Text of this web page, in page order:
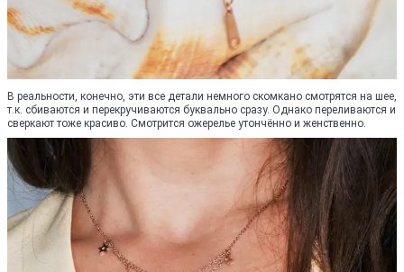
В реальности, конечно, эти все детали немного скомкано смотрятся на шее,
т.к. сбиваются и перекручиваются буквально сразу. Однако переливаются и
сверкают тоже красиво. Смотрится ожерелье утончённо и женственно.